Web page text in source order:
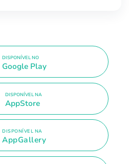
DISPONÍVEL NO
Google Play
DISPONÍVEL NA
AppStore
DISPONÍVEL NA
AppGallery